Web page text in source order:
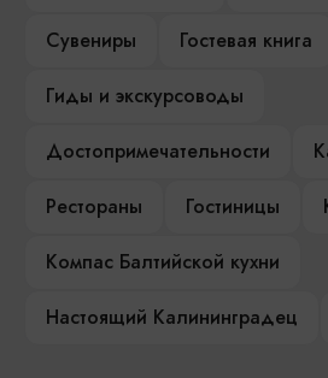
Сувениры
Гостевая книга
Гиды и экскурсоводы
Достопримечательности
Рестораны
Гостиницы
Компас Балтийской кухни
Настоящий Калининградец